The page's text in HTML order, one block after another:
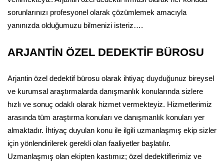
sorunlarınızı profesyonel olarak çözümlemek amacıyla
yanınızda olduğumuzu bilmenizi isteriz….
ARJANTİN ÖZEL DEDEKTİF BÜROSU
Arjantin özel dedektif bürosu olarak ihtiyaç duyduğunuz bireysel
ve kurumsal araştırmalarda danışmanlık konularında sizlere
hızlı ve sonuç odaklı olarak hizmet vermekteyiz. Hizmetlerimiz
arasında tüm araştırma konuları ve danışmanlık konuları yer
almaktadır. İhtiyaç duyulan konu ile ilgili uzmanlaşmış ekip sizler
için yönlendirilerek gerekli olan faaliyetler başlatılır.
Uzmanlaşmış olan ekipten kastımız; özel dedektiflerimiz ve